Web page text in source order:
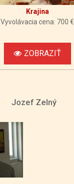
Krajina
Vyvolávacia cena: 700 €
ZOBRAZIŤ
Jozef Zelný